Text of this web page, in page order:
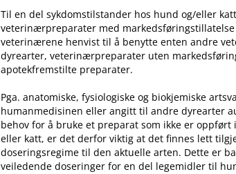
Til en del sykdomstilstander hos hund og​/​eller
veterinærpreparater med
veterinærene henvist til å benytte enten andre
dyrearter, veterinærpreparater uten
apotekfremstilte preparater.
Pga. anatomiske, fysiologiske og biokjemiske
humanmedisinen eller angitt til andre dyrearter
behov for å bruke et preparat som ikke er
eller katt, er det derfor viktig at det finnes lett
doseringsregime til den aktuelle arten. Dette er
veiledende doseringer for en del legemidler til